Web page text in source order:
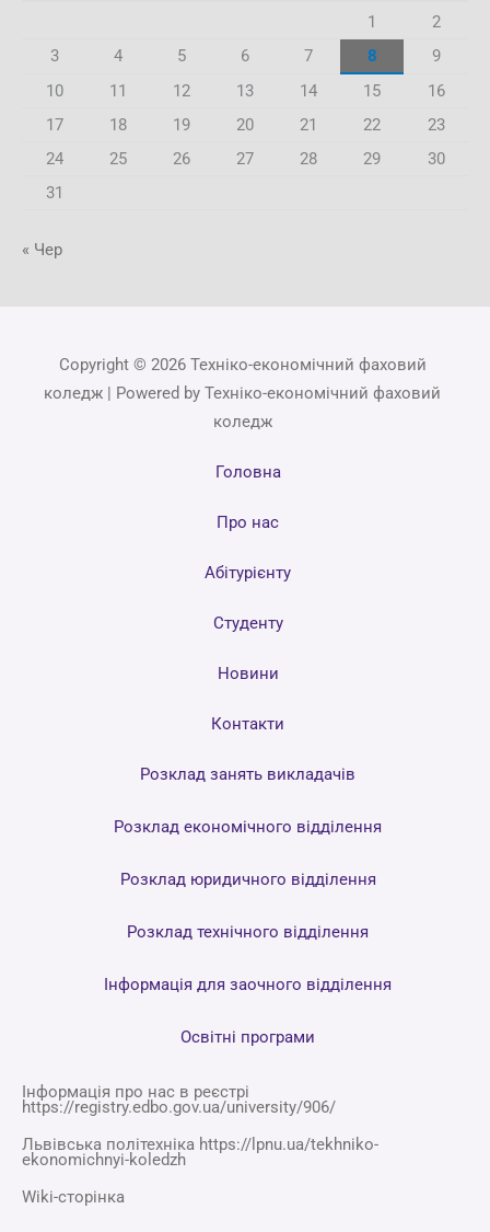
1
2
3
4 5 6 7 8
9
10
11 12 13 14 15
16
17
18 19 20 21 22
23
24
25 26 27 28 29
30
31
« Чер
Copyright © 2026 Техніко-економічний фаховий
коледж | Powered by Техніко-економічний фаховий
коледж
Головна
Про нас
Абітурієнту
Студенту
Новини
Контакти
Розклад занять викладачів
Розклад економічного відділення
Розклад юридичного відділення
Розклад технічного відділення
Інформація для заочного відділення
Освітні програми
Інформація про нас в реєстрі
https://registry.edbo.gov.ua/university/906/
Львівська політехніка https://lpnu.ua/tekhniko-
ekonomichnyi-koledzh
Wiki-сторінка